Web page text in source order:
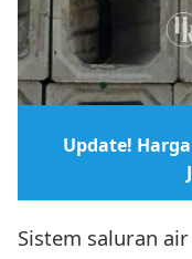
Update!
Sistem saluran